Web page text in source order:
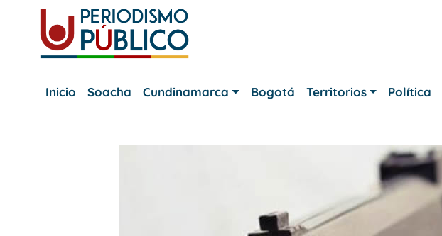
content
Periodismo
Noticias
Inicio
Soacha Cundinamarca Bogotá Territorios Política